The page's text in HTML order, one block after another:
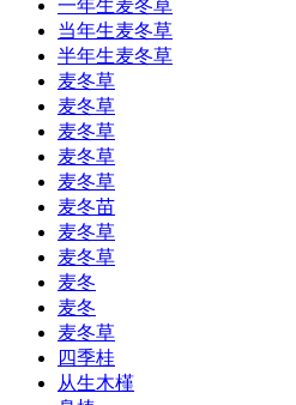
一年生麦冬草
当年生麦冬草
半年生麦冬草
麦冬草
麦冬草
麦冬草
麦冬草
麦冬草
麦冬苗
麦冬草
麦冬草
麦冬
麦冬
麦冬草
四季桂
从生木槿